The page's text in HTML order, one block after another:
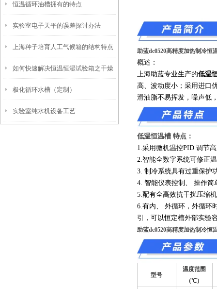
南
恒温循环油槽拥有的特点
实验室电子天平的误差探讨办法
上海种子培育人工气候箱的结构特点
与优势介绍
如何快速解决恒温恒湿试验箱之干燥
过滤器失效的问题
极化循环水槽（定制）
实验室纯水机设备工艺
助蓝dc0520高精度加热制冷恒
概述：
上海助蓝专业生产的低温
高、波动度小；采用进口
滑油脂不易挥发，噪声低
低温恒温槽 特点：
1.采用微机温控PID 调节
2.智能全数字系统可修正
3. 制冷系统具有过重保护
4. 智能仪表控制、 操作
5.配有全高效抗干扰压缩
6.有内、 外循环，外循环
引，可以恒定槽外部实验
助蓝dc0520高精度加热制冷恒
型号
温度范围
（℃）